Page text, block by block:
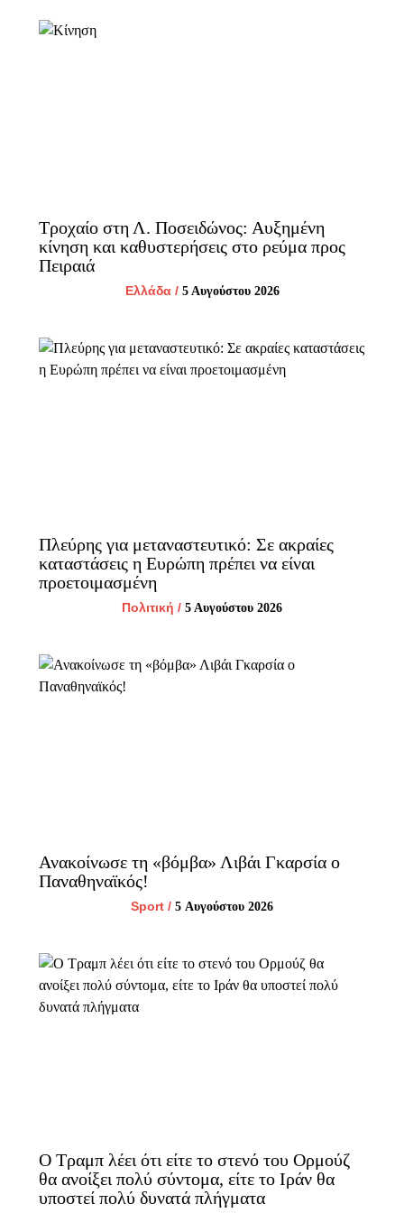
Τροχαίο στη Λ. Ποσειδώνος: Αυξημένη
κίνηση και καθυστερήσεις στο ρεύμα προς
Πειραιά
Ελλάδα/ 5 Αυγούστου 2026
Πλεύρης για μεταναστευτικό: Σε ακραίες
καταστάσεις η Ευρώπη πρέπει να είναι
προετοιμασμένη
Πολιτική / 5 Αυγούστου 2026
Ανακοίνωσε τη «βόμβα» Λιβάι Γκαρσία ο
Παναθηναϊκός!
Sport / 5 Αυγούστου 2026
Ο Τραμπ λέει ότι είτε το στενό του Ορμούζ
θα ανοίξει πολύ σύντομα, είτε το Ιράν θα
υποστεί πολύ δυνατά πλήγματα